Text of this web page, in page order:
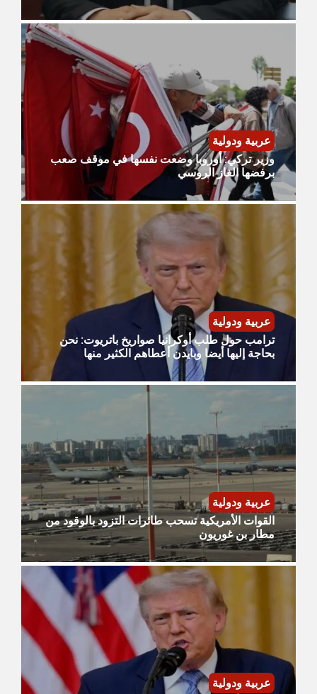
عربية ودولية
وزير تركي: أوروبا وضعت نفسها في موقف صعب
برفضها الغاز الروسي
عربية ودولية
ترامب حول طلب أوكرانيا صواريخ باتريوت: نحن
بحاجة إليها أيضا وبايدن أعطاهم الكثير منها
عربية ودولية
القوات الأمريكية تسحب طائرات التزود بالوقود من
مطار بن غوريون
عربية ودولية